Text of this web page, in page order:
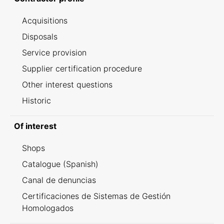
Acquisitions
Disposals
Service provision
Supplier certification procedure
Other interest questions
Historic
Of interest
Shops
Catalogue (Spanish)
Canal de denuncias
Certificaciones de Sistemas de Gestión
Homologados